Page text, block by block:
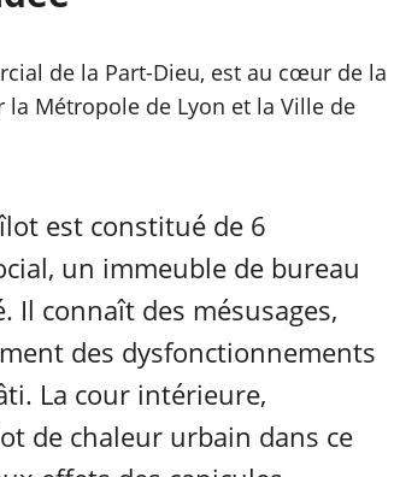
de la Part-Dieu, est au cœur de la
la Métropole de Lyon et la Ville de
est constitué de 6
un immeuble de bureau
Il connaît des mésusages,
des dysfonctionnements
La cour intérieure,
de chaleur urbain dans ce